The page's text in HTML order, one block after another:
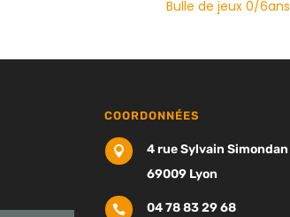
Bulle de jeux 0/6ans
COORDONNÉES

4 rue Sylvain Simondan
69009 Lyon
 04 78 83 29 68